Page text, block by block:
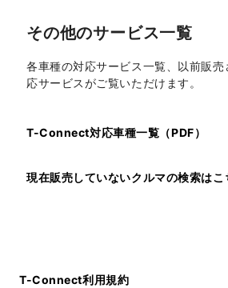
その他のサービス一覧
各車種の対応サービス一覧、以前販
応サービスがご覧いただけます。
T-Connect対応車種一覧（PDF）
現在販売していないクルマの検索はこ
T-Connect利用規約